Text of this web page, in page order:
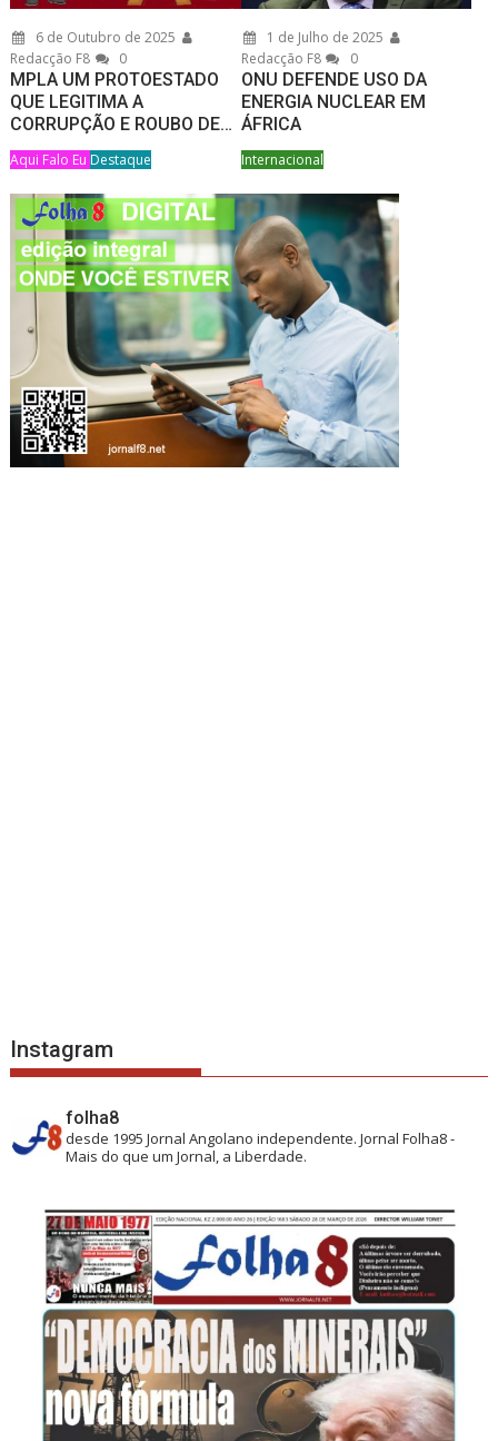
6 de Outubro de 2025
Redacção F8
0
MPLA UM PROTOESTADO
QUE LEGITIMA A
CORRUPÇÃO E ROUBO DE…
Aqui Falo Eu Destaque
1 de Julho de 2025
Redacção F8
0
ONU DEFENDE USO DA
ENERGIA NUCLEAR EM
ÁFRICA
Internacional
Instagram
folha8
desde 1995 Jornal Angolano independente.Jornal Folha8 -
Mais do que um Jornal, a Liberdade.